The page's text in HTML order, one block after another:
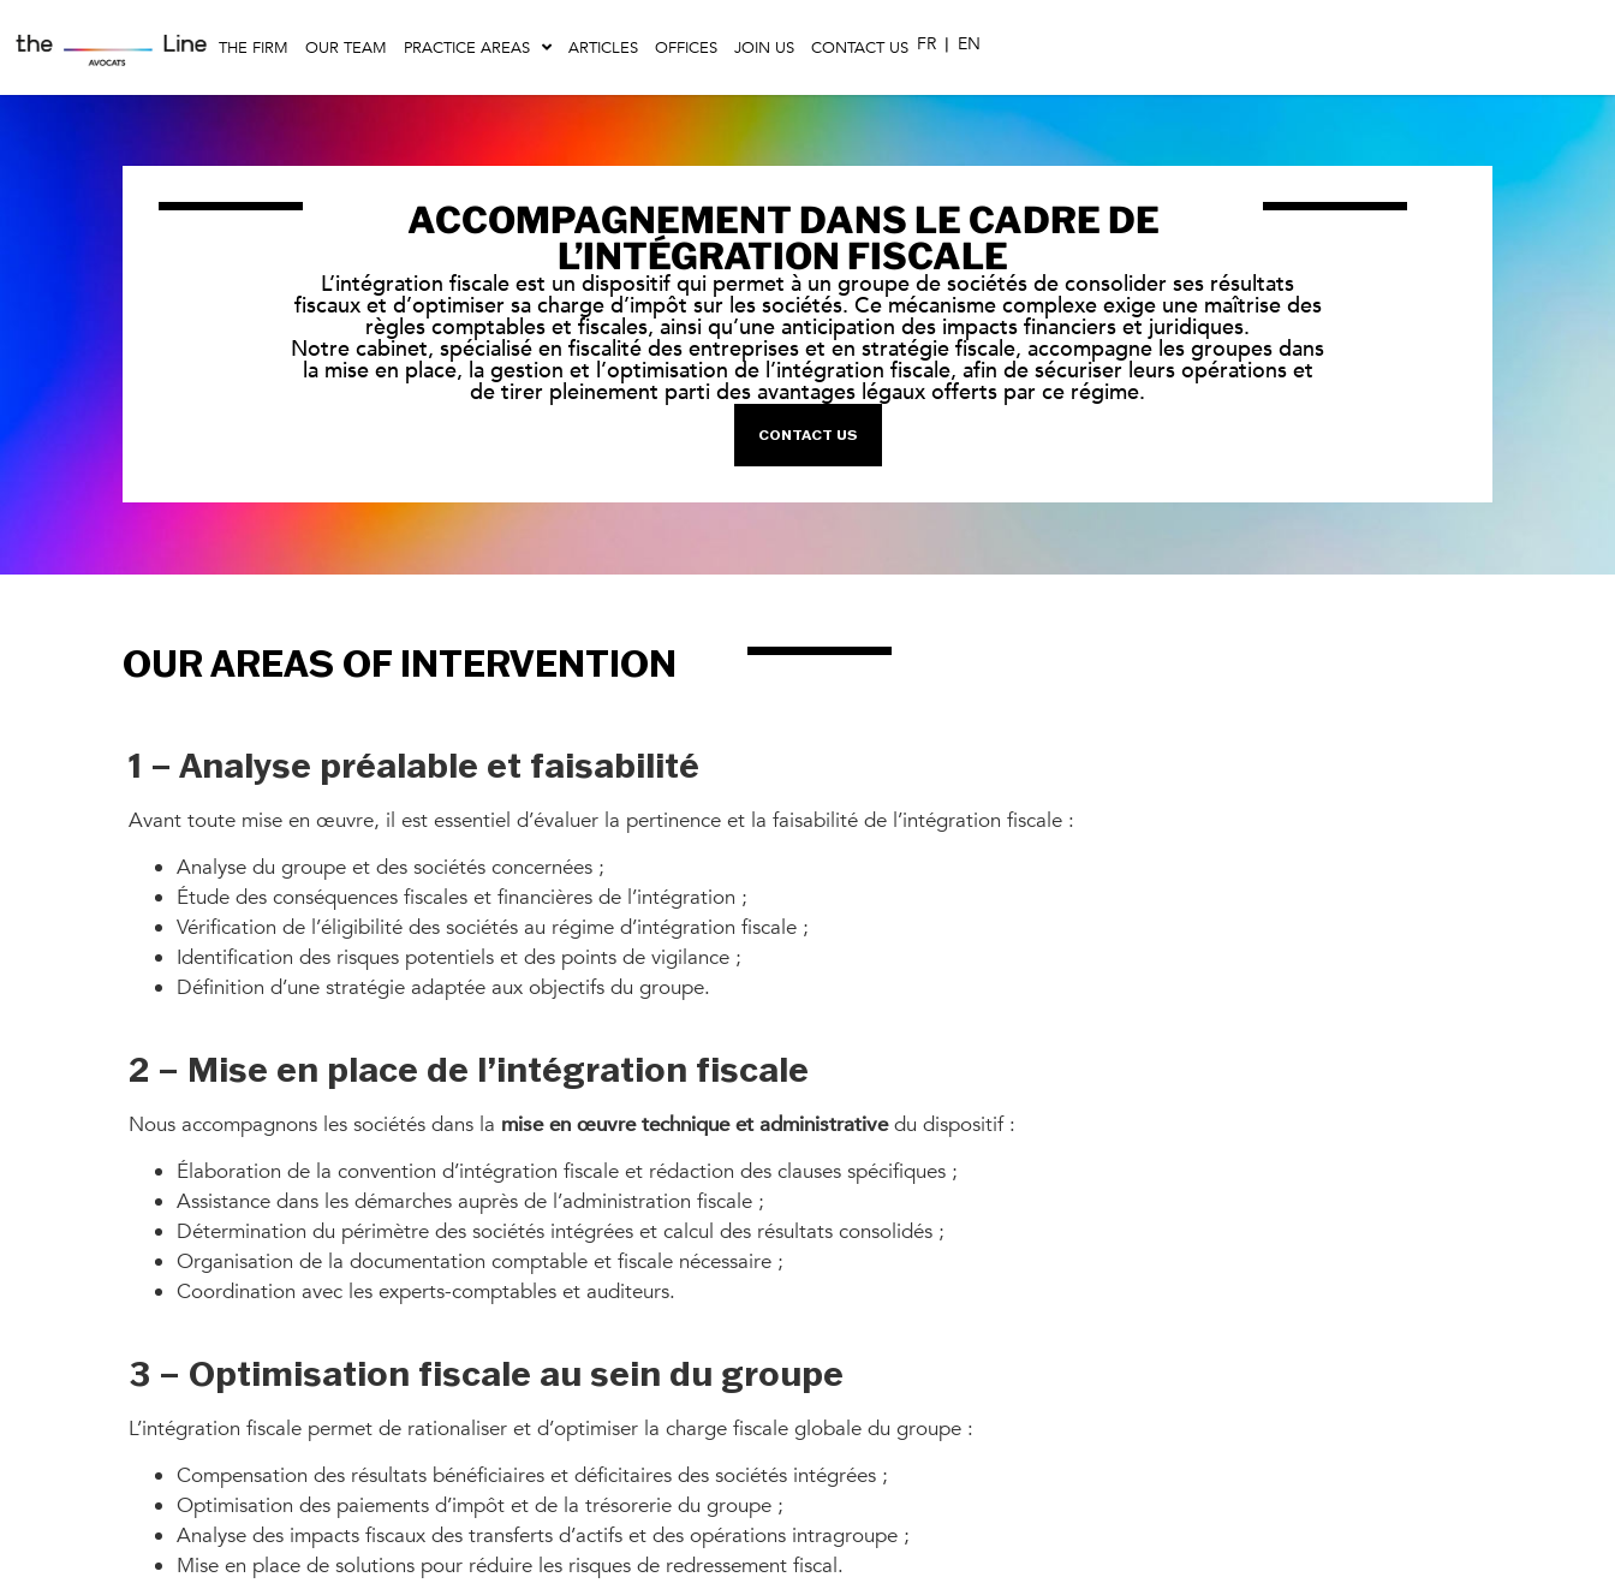
THE FIRM OUR TEAM PRACTICE AREAS ARTICLES OFFICES JOIN US CONTACT US FR | EN
ACCOMPAGNEMENT DANS LE CADRE DE
L’INTÉGRATION FISCALE
L’intégration fiscale est un dispositif qui permet à un groupe de sociétés de consolider ses résultats
fiscaux et d’optimiser sa charge d’impôt sur les sociétés. Ce mécanisme complexe exige une maîtrise des
règles comptables et fiscales, ainsi qu’une anticipation des impacts financiers et juridiques.
Notre cabinet, spécialisé en fiscalité des entreprises et en stratégie fiscale, accompagne les groupes dans
la mise en place, la gestion et l’optimisation de l’intégration fiscale, afin de sécuriser leurs opérations et
de tirer pleinement parti des avantages légaux offerts par ce régime.
CONTACT US
OUR AREAS OF INTERVENTION
1 – Analyse préalable et faisabilité
Avant toute mise en œuvre, il est essentiel d’évaluer la pertinence et la faisabilité de l’intégration fiscale :
Analyse du groupe et des sociétés concernées ;
Étude des conséquences fiscales et financières de l’intégration ;
Vérification de l’éligibilité des sociétés au régime d’intégration fiscale ;
Identification des risques potentiels et des points de vigilance ;
Définition d’une stratégie adaptée aux objectifs du groupe.
2 – Mise en place de l’intégration fiscale
Nous accompagnons les sociétés dans la mise en œuvre technique et administrativedu dispositif :
Élaboration de la convention d’intégration fiscale et rédaction des clauses spécifiques ;
Assistance dans les démarches auprès de l’administration fiscale ;
Détermination du périmètre des sociétés intégrées et calcul des résultats consolidés ;
Organisation de la documentation comptable et fiscale nécessaire ;
Coordination avec les experts-comptables et auditeurs.
3 – Optimisation fiscale au sein du groupe
L’intégration fiscale permet de rationaliser et d’optimiser la charge fiscale globale du groupe :
Compensation des résultats bénéficiaires et déficitaires des sociétés intégrées ;
Optimisation des paiements d’impôt et de la trésorerie du groupe ;
Analyse des impacts fiscaux des transferts d’actifs et des opérations intragroupe ;
Mise en place de solutions pour réduire les risques de redressement fiscal.